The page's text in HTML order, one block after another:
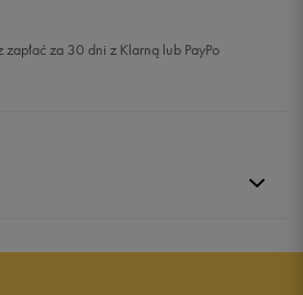
zapłać za 30 dni z Klarną lub PayPo